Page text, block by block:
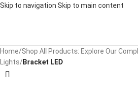
Skip to navigation Skip to main content
Home/Shop All Products: Explore Our
Lights/Bracket LED